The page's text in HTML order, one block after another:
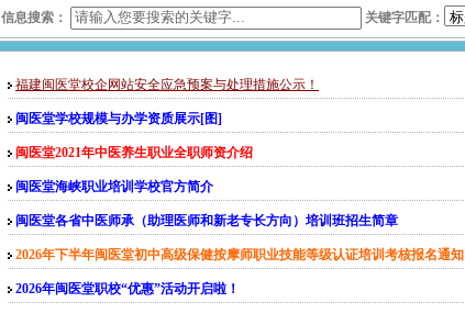
信息搜索： 关键字匹配：
福建闽医堂校企网站安全应急预案与处理措施公示！
闽医堂学校规模与办学资质展示[图]
闽医堂2021年中医养生职业全职师资介绍
闽医堂海峡职业培训学校官方简介
闽医堂各省中医师承（助理医师和新老专长方向）培训班招生简章
2026年下半年闽医堂初中高级保健按摩师职业技能等级认证培训考核报名通知
2026年闽医堂职校“优惠”活动开启啦！